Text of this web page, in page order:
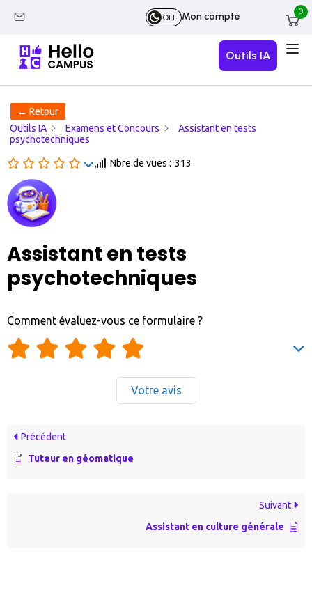
OFF Mon compte 0
Outils IA
← Retour
Outils IA
Examens et Concours
Assistant en tests
psychotechniques
Nbre de vues : 313
Assistant en tests
psychotechniques
Comment évaluez-vous ce formulaire ?
Votre avis
Précédent
Tuteur en géomatique
Suivant
Assistant en culture générale